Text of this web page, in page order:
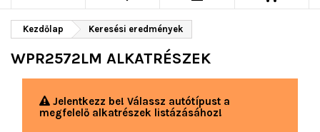
Kezdőlap Keresési eredmények
WPR2572LM ALKATRÉSZEK
Jelentkezz be! Válassz autótípust a
megfelelő alkatrészek listázásához!